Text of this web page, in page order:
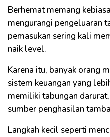
Berhemat memang
mengurangi pengeluaran
pemasukan sering kali
naik level.
Karena itu, banyak orang
sistem keuangan yang
memiliki tabungan
sumber penghasilan
Langkah kecil seperti